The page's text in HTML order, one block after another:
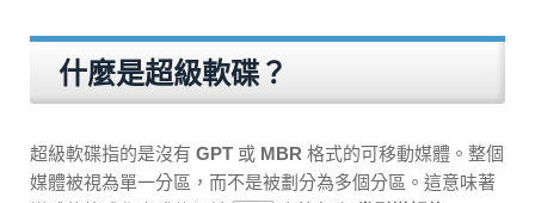
什麼是超級軟碟？
超級軟碟指的是沒有 GPT 或 MBR 格式的可移動媒體。整個
媒體被視為單一分區，而不是被劃分為多個分區。這意味著